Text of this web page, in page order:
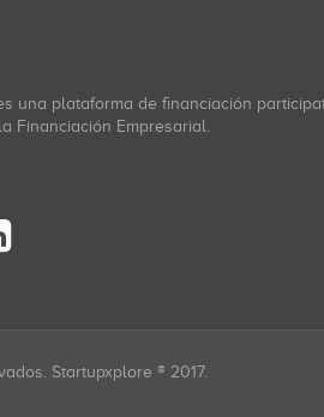
una plataforma de financiación
Financiación Empresarial.
Startupxplore ® 2017.